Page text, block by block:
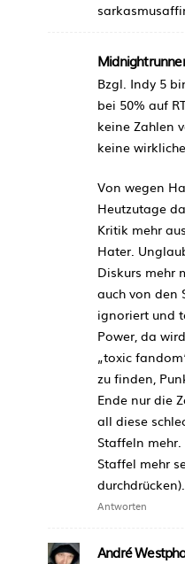
Bzgl. Indy 5
bei 50% auf
keine Zahlen
keine
Von wegen
Heutzutage
Kritik mehr
Hater.
Diskurs mehr
auch von den
ignoriert und
Power, da
„toxic
zu finden,
Ende nur die
all diese
Staffeln mehr.
Staffel mehr
durchdrücken).
Antworten
André